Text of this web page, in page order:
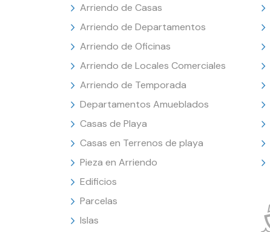
Arriendo de Casas
Arriendo de Departamentos
Arriendo de Oficinas
Arriendo de Locales Comerciales
Arriendo de Temporada
Departamentos Amueblados
Casas de Playa
Casas en Terrenos de playa
Pieza en Arriendo
Edificios
Parcelas
Islas